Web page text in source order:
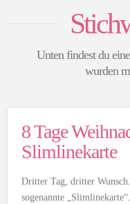
Unten findest du
wurden
8 Tage
Slimlinekarte
Dritter Tag, dritter
sogenannte